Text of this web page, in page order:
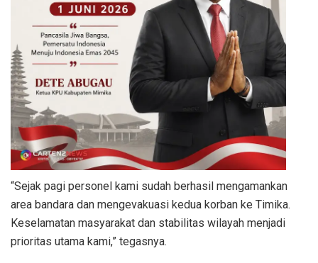
“Sejak pagi personel kami sudah berhasil mengamankan
area bandara dan mengevakuasi kedua korban ke Timika.
Keselamatan masyarakat dan stabilitas wilayah menjadi
prioritas utama kami,” tegasnya.